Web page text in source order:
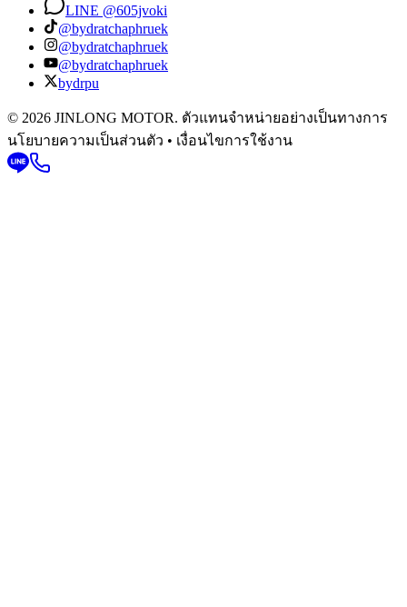
LINE @605jvoki
@bydratchaphruek
@bydratchaphruek
@bydratchaphruek
bydrpu
© 2026 JINLONG MOTOR. ตัวแทนจำหน่ายอย่างเป็นทางการ
นโยบายความเป็นส่วนตัว • เงื่อนไขการใช้งาน